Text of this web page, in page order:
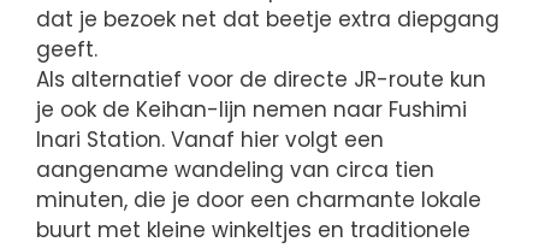
dat je bezoek net dat beetje extra diepgang
geeft.
Als alternatief voor de directe JR-route kun
je ook de Keihan-lijn nemen naar Fushimi
Inari Station. Vanaf hier volgt een
aangename wandeling van circa tien
minuten, die je door een charmante lokale
buurt met kleine winkeltjes en traditionele